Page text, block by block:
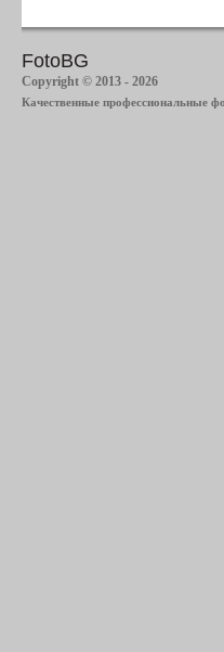
FotoBG
Copyright © 2013 - 2026
Качественные профессиональные